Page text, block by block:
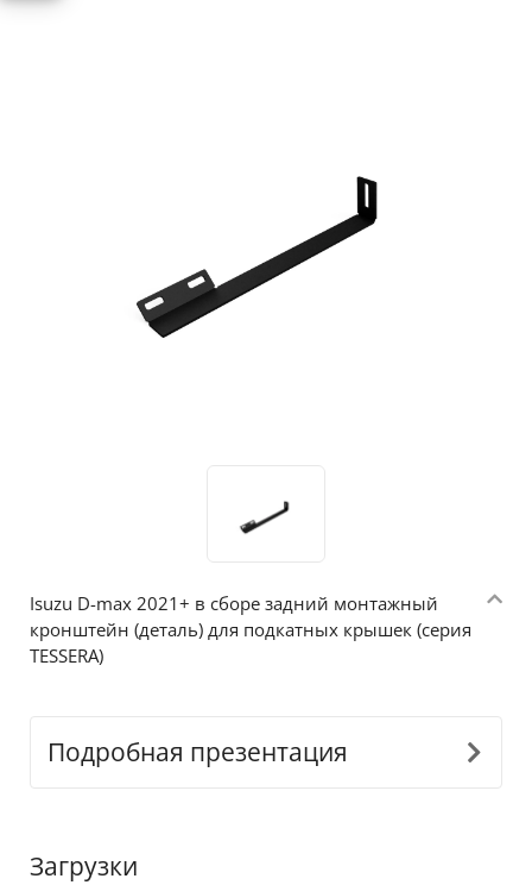
Ιsuzu D-max 2021+ в сборе задний монтажный
кронштейн (деталь) для подкатных крышек (серия
TESSERA)
Подробная презентация
Загрузки